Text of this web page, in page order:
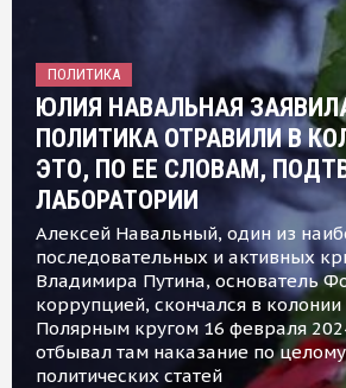
ПОЛИТИКА
ЮЛИЯ НАВАЛЬНАЯ
ПОЛИТИКА ОТРАВИЛИ В
ЭТО, ПО ЕЕ СЛОВАМ,
ЛАБОРАТОРИИ
Алексей Навальный, один из
последовательных и активных
Владимира Путина, основатель
коррупцией, скончался в
Полярным кругом 16 февраля
отбывал там наказание по
политических статей